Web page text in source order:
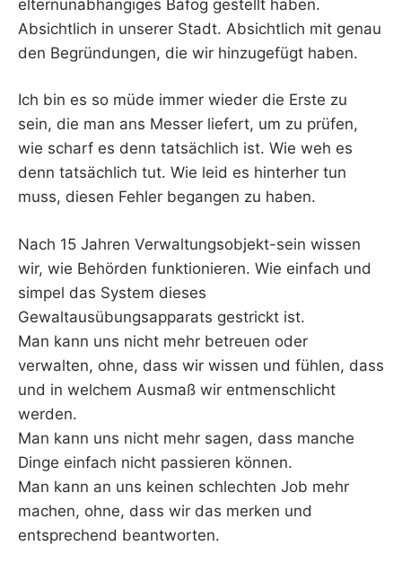
elternunabhängiges Bafög gestellt haben.
Absichtlich in unserer Stadt. Absichtlich mit genau
den Begründungen, die wir hinzugefügt haben.
Ich bin es so müde immer wieder die Erste zu
sein, die man ans Messer liefert, um zu prüfen,
wie scharf es denn tatsächlich ist. Wie weh es
denn tatsächlich tut. Wie leid es hinterher tun
muss, diesen Fehler begangen zu haben.
Nach 15 Jahren Verwaltungsobjekt-sein wissen
wir, wie Behörden funktionieren. Wie einfach und
simpel das System dieses
Gewaltausübungsapparats gestrickt ist.
Man kann uns nicht mehr betreuen oder
verwalten, ohne, dass wir wissen und fühlen, dass
und in welchem Ausmaß wir entmenschlicht
werden.
Man kann uns nicht mehr sagen, dass manche
Dinge einfach nicht passieren können.
Man kann an uns keinen schlechten Job mehr
machen, ohne, dass wir das merken und
entsprechend beantworten.